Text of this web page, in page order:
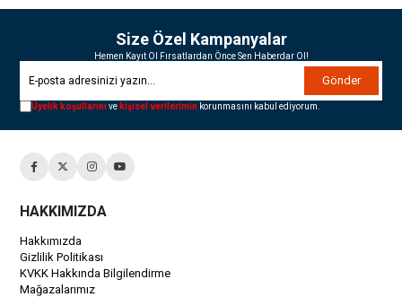
Size Özel Kampanyalar
Hemen Kayıt Ol Fırsatlardan Önce Sen Haberdar Ol!
Gönder
Üyelik koşullarınıve kişisel verilerimin korunmasını kabul ediyorum.
HAKKIMIZDA
Hakkımızda
Gizlilik Politikası
KVKK Hakkında Bilgilendirme
Mağazalarımız